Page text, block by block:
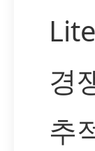
경
추